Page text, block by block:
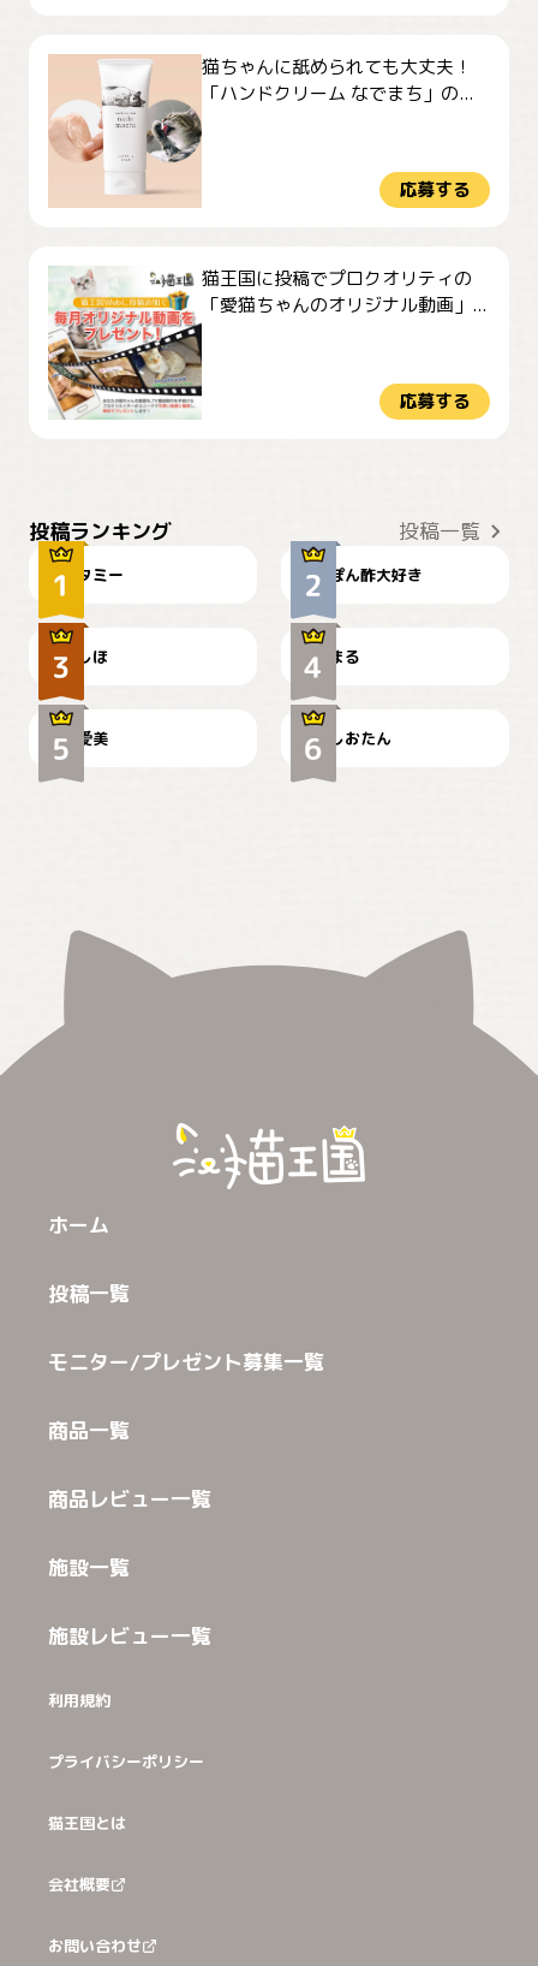
猫ちゃんに舐められても大丈夫！
「ハンドクリーム なでまち」の...
応募する
猫王国に投稿でプロクオリティの
「愛猫ちゃんのオリジナル動画」...
応募する
投稿ランキング 投稿一覧
タミー ぽん酢大好き
お弁当になりたいにゃ😽
しほ
🤦‍♀️
まる
かわいい毛玉つき
爱美
暑い日が続くにゃ
しおたん
ホーム
投稿一覧
モニター/プレゼント募集一覧
商品一覧
商品レビュー一覧
施設一覧
施設レビュー一覧
利用規約
プライバシーポリシー
猫王国とは
会社概要
お問い合わせ